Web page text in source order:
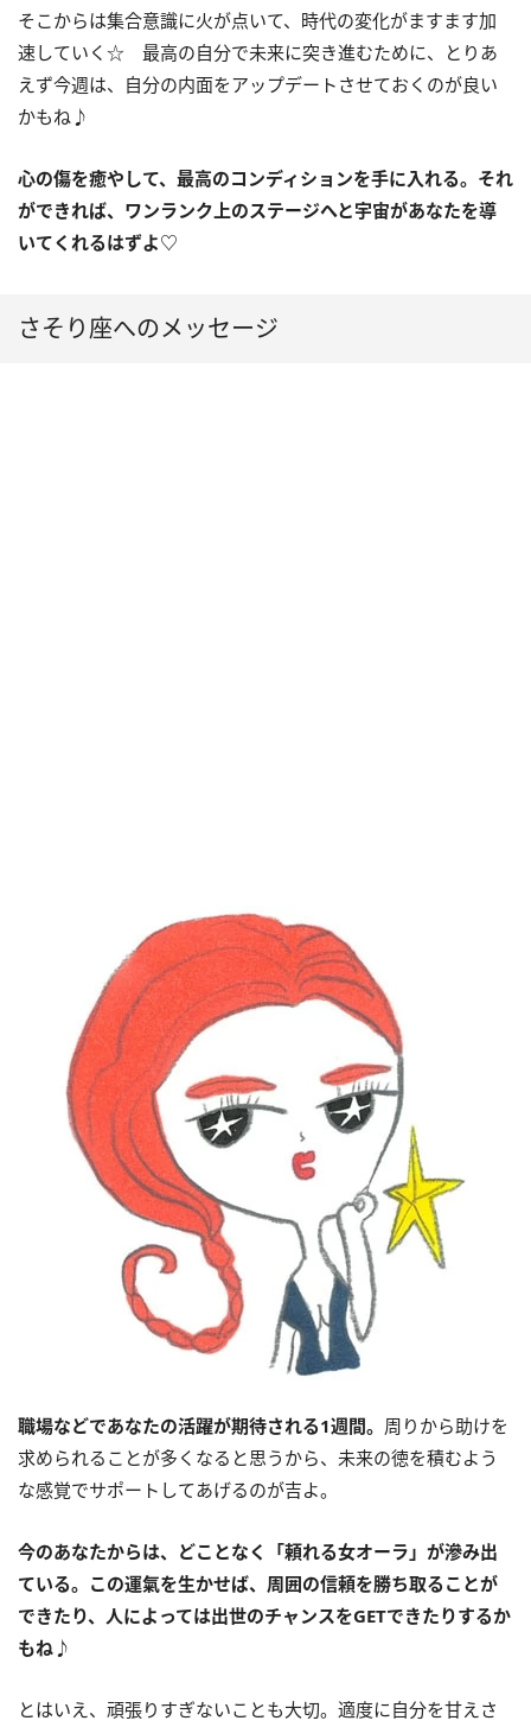
そこからは集合意識に火が点いて、時代の変化がますます加
速していく☆ 最高の自分で未来に突き進むために、とりあ
えず今週は、自分の内面をアップデートさせておくのが良い
かもね♪
心の傷を癒やして、最高のコンディションを手に入れる。それ
ができれば、ワンランク上のステージへと宇宙があなたを導
いてくれるはずよ♡
さそり座へのメッセージ
職場などであなたの活躍が期待される1週間。 周りから助けを
求められることが多くなると思うから、未来の徳を積むよう
な感覚でサポートしてあげるのが吉よ。
今のあなたからは、どことなく「頼れる女オーラ」が滲み出
ている。この運氣を生かせば、周囲の信頼を勝ち取ることが
できたり、人によっては出世のチャンスをGETできたりするか
もね♪
とはいえ、頑張りすぎないことも大切。適度に自分を甘えさ